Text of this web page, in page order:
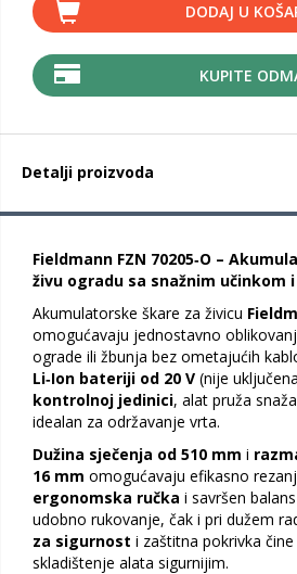
DODAJ U
KUPITE
Detalji proizvoda
Fieldmann FZN 70205‑O –
živu ogradu sa snažnim učinkom
Akumulatorske škare za živicu
omogućavaju jednostavno
ograde ili žbunja bez ometajućih
Li‑Ion bateriji od 20 V (nije
kontrolnoj jedinici, alat pruža
idealan za održavanje vrta.
Dužina sječenja od 510 mm i
16 mm omogućavaju efikasno
ergonomska ručka i savršen
udobno rukovanje, čak i pri dužem
za sigurnost i zaštitna pokrivka
skladištenje alata sigurnijim.